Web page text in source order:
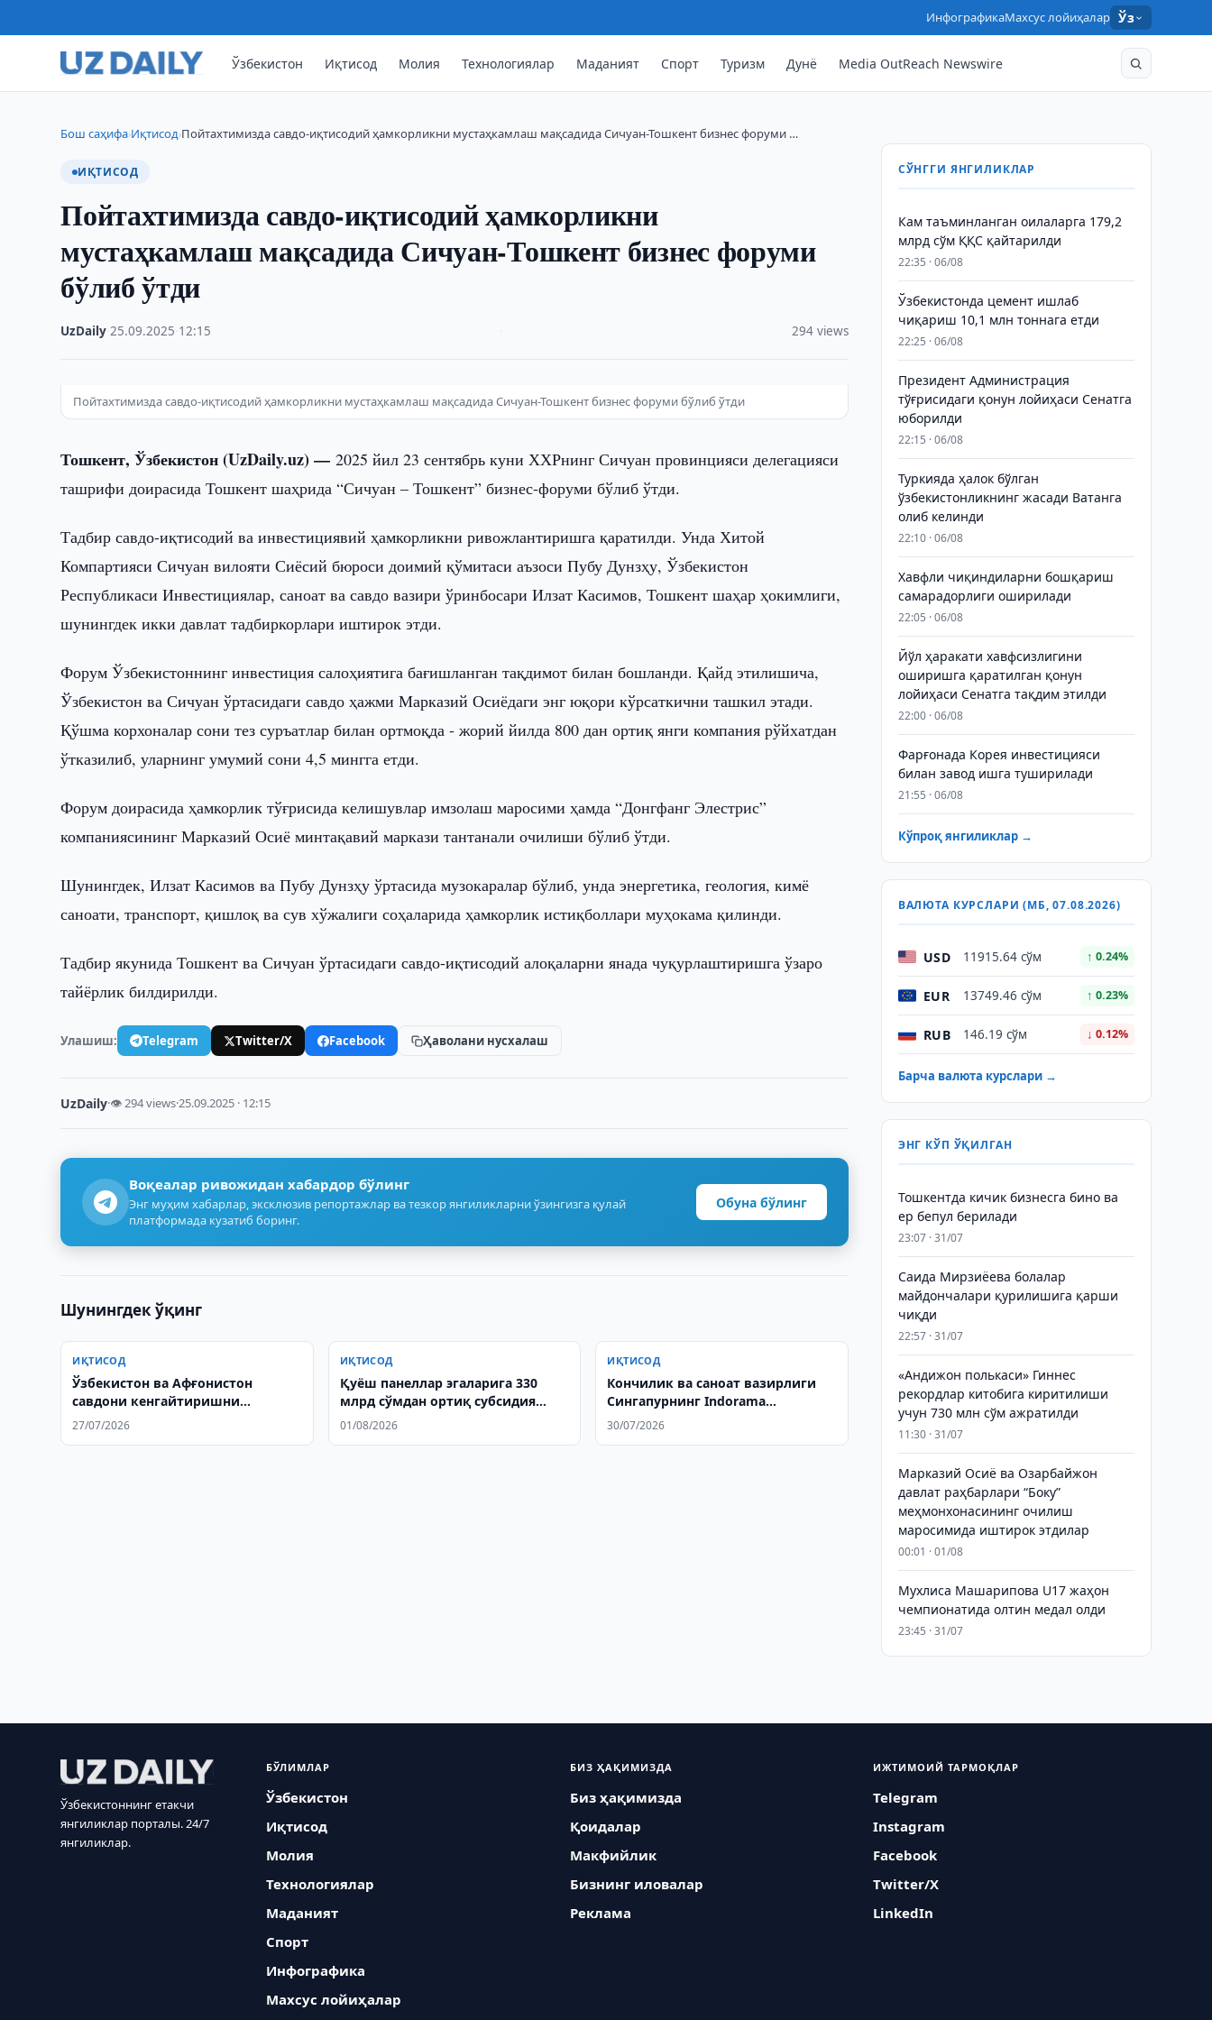
ИнфографикаМахсус лойиҳалар Ўз
Ўзбекистон Иқтисод Молия Технологиялар Маданият Спорт Туризм Дунё Media OutReach Newswire
Бош саҳифа›Иқтисод›Пойтахтимизда савдо-иқтисодий ҳамкорликни мустаҳкамлаш мақсадида Сичуан-Тошкент бизнес форуми …
ИҚТИСОД
Пойтахтимизда савдо-иқтисодий ҳамкорликни
мустаҳкамлаш мақсадида Сичуан-Тошкент бизнес форуми
бўлиб ўтди
UzDaily ·25.09.2025 12:15 294 views
Пойтахтимизда савдо-иқтисодий ҳамкорликни мустаҳкамлаш мақсадида Сичуан-Тошкент бизнес форуми бўлиб ўтди
Тошкент, Ўзбекистон (UzDaily.uz) —2025 йил 23 сентябрь куни ХХРнинг Сичуан провинцияси делегацияси
ташрифи доирасида Тошкент шаҳрида “Сичуан – Тошкент” бизнес-форуми бўлиб ўтди.
Тадбир савдо-иқтисодий ва инвестициявий ҳамкорликни ривожлантиришга қаратилди. Унда Хитой
Компартияси Сичуан вилояти Сиёсий бюроси доимий қўмитаси аъзоси Пубу Дунзҳу, Ўзбекистон
Республикаси Инвестициялар, саноат ва савдо вазири ўринбосари Илзат Касимов, Тошкент шаҳар ҳокимлиги,
шунингдек икки давлат тадбиркорлари иштирок этди.
Форум Ўзбекистоннинг инвестиция салоҳиятига бағишланган тақдимот билан бошланди. Қайд этилишича,
Ўзбекистон ва Сичуан ўртасидаги савдо ҳажми Марказий Осиёдаги энг юқори кўрсаткични ташкил этади.
Қўшма корхоналар сони тез суръатлар билан ортмоқда - жорий йилда 800 дан ортиқ янги компания рўйхатдан
ўтказилиб, уларнинг умумий сони 4,5 мингга етди.
Форум доирасида ҳамкорлик тўғрисида келишувлар имзолаш маросими ҳамда “Донгфанг Элестрис”
компаниясининг Марказий Осиё минтақавий маркази тантанали очилиши бўлиб ўтди.
Шунингдек, Илзат Касимов ва Пубу Дунзҳу ўртасида музокаралар бўлиб, унда энергетика, геология, кимё
саноати, транспорт, қишлоқ ва сув хўжалиги соҳаларида ҳамкорлик истиқболлари муҳокама қилинди.
Тадбир якунида Тошкент ва Сичуан ўртасидаги савдо-иқтисодий алоқаларни янада чуқурлаштиришга ўзаро
тайёрлик билдирилди.
Улашиш: Telegram Twitter/X Facebook Ҳаволани нусхалаш
UzDaily·👁 294 views·25.09.2025 · 12:15
Воқеалар ривожидан хабардор бўлинг
Энг муҳим хабарлар, эксклюзив репортажлар ва тезкор янгиликларни ўзингизга қулай
платформада кузатиб боринг.
Обуна бўлинг
Шунингдек ўқинг
ИҚТИСОД
Ўзбекистон ва Афғонистон
савдони кенгайтиришни
муҳокама қилди
27/07/2026
ИҚТИСОД
Қуёш панеллар эгаларига 330
млрд сўмдан ортиқ субсидия
берилди
01/08/2026
ИҚТИСОД
Кончилик ва саноат вазирлиги
Cингапурнинг Indorama
компанияси билан ҳамкорликни
30/07/2026
СЎНГГИ ЯНГИЛИКЛАР
Кам таъминланган оилаларга 179,2
млрд сўм ҚҚС қайтарилди
22:35 · 06/08
Ўзбекистонда цемент ишлаб
чиқариш 10,1 млн тоннага етди
22:25 · 06/08
Президент Администрация
тўғрисидаги қонун лойиҳаси Сенатга
юборилди
22:15 · 06/08
Туркияда ҳалок бўлган
ўзбекистонликнинг жасади Ватанга
олиб келинди
22:10 · 06/08
Хавфли чиқиндиларни бошқариш
самарадорлиги оширилади
22:05 · 06/08
Йўл ҳаракати хавфсизлигини
оширишга қаратилган қонун
лойиҳаси Сенатга тақдим этилди
22:00 · 06/08
Фарғонада Корея инвестицияси
билан завод ишга туширилади
21:55 · 06/08
Кўпроқ янгиликлар →
ВАЛЮТА КУРСЛАРИ (МБ, 07.08.2026)
USD 11915.64 сўм ↑ 0.24%
EUR 13749.46 сўм ↑ 0.23%
RUB 146.19 сўм ↓ 0.12%
Барча валюта курслари →
ЭНГ КЎП ЎҚИЛГАН
Тошкентда кичик бизнесга бино ва
ер бепул берилади
23:07 · 31/07
Саида Мирзиёева болалар
майдончалари қурилишига қарши
чиқди
22:57 · 31/07
«Андижон полькаси» Гиннес
рекордлар китобига киритилиши
учун 730 млн сўм ажратилди
11:30 · 31/07
Марказий Осиё ва Озарбайжон
давлат раҳбарлари “Боку”
меҳмонхонасининг очилиш
маросимида иштирок этдилар
00:01 · 01/08
Мухлиса Машарипова U17 жаҳон
чемпионатида олтин медал олди
23:45 · 31/07
Ўзбекистоннинг етакчи
янгиликлар порталы. 24/7
янгиликлар.
БЎЛИМЛАР
Ўзбекистон
Иқтисод
Молия
Технологиялар
Маданият
Спорт
Инфографика
Махсус лойиҳалар
БИЗ ҲАҚИМИЗДА
Биз ҳақимизда
Қоидалар
Макфийлик
Бизнинг иловалар
Реклама
ИЖТИМОИЙ ТАРМОҚЛАР
Telegram
Instagram
Facebook
Twitter/X
LinkedIn